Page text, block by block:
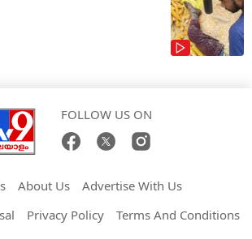
FOLLOW US ON
About Us
Advertise With Us
Privacy Policy Terms And Conditions